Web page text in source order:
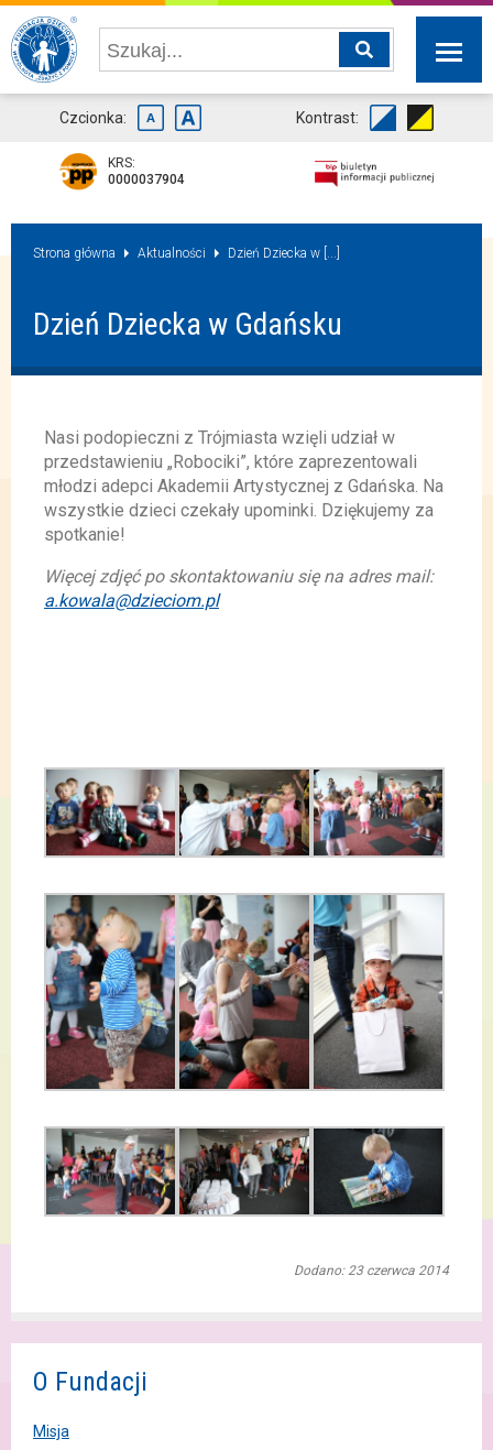
Czcionka: Kontrast:
KRS:
0000037904
Strona główna Aktualności Dzień Dziecka w [...]
Dzień Dziecka w Gdańsku
Nasi podopieczni z Trójmiasta wzięli udział w
przedstawieniu „Robociki”, które zaprezentowali
młodzi adepci Akademii Artystycznej z Gdańska. Na
wszystkie dzieci czekały upominki. Dziękujemy za
spotkanie!
Więcej zdjęć po skontaktowaniu się na adres mail:
a.kowala@dzieciom.pl
Dodano: 23 czerwca 2014
O Fundacji
Misja